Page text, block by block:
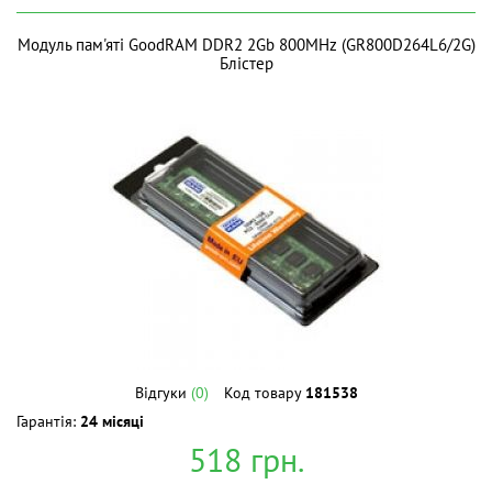
Модуль пам'яті GoodRAM DDR2 2Gb 800MHz (GR800D264L6/2G)
Блістер
Відгуки (0) Код товару 181538
Гарантія: 24 місяці
518 грн.